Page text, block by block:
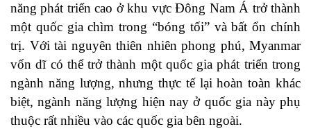
năng phát triển cao ở khu vực Đông Nam Á trở thành
một quốc gia chìm trong “bóng tối” và bất ổn chính
trị. Với tài nguyên thiên nhiên phong phú, Myanmar
vốn dĩ có thể trở thành một quốc gia phát triển trong
ngành năng lượng, nhưng thực tế lại hoàn toàn khác
biệt, ngành năng lượng hiện nay ở quốc gia này phụ
thuộc rất nhiều vào các quốc gia bên ngoài.